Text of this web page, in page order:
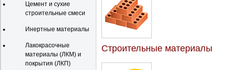
Цемент и сухие
строительные смеси
Инертные материалы
Лакокрасочные
материалы (ЛКМ) и
покрытия (ЛКП)
Строительные материалы